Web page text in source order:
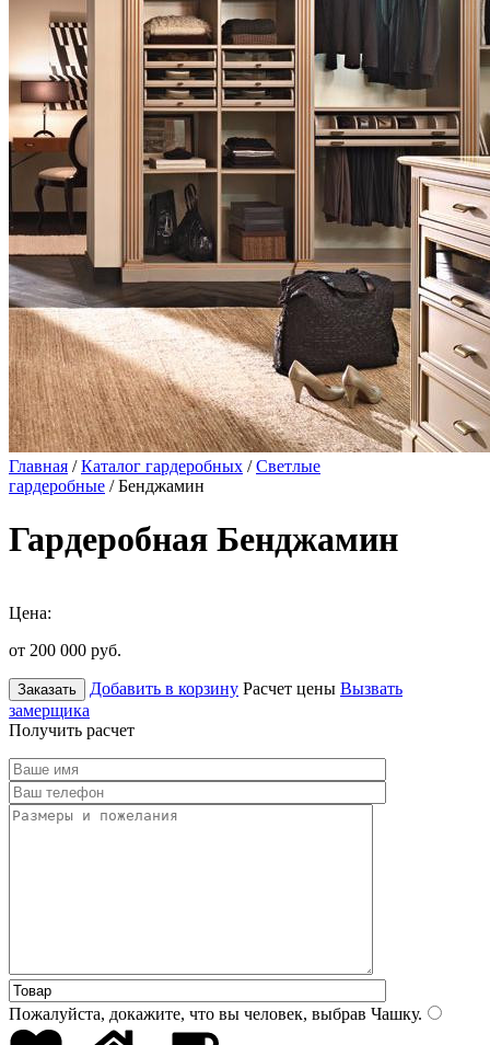
Главная /Каталог гардеробных /Светлые
гардеробные / Бенджамин
Гардеробная Бенджамин
Цена:
от 200 000 руб.
Заказать Добавить в корзину Расчет цены Вызвать
замерщика
Получить расчет
Пожалуйста, докажите, что вы человек, выбрав Чашку.